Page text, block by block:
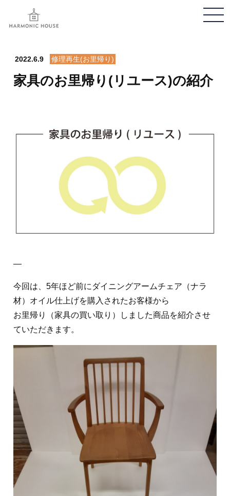
メ
2022.6.9 修理再生(お里帰り)
家具のお里帰り(リユース)の紹介
―
今回は、5年ほど前にダイニングアームチェア（ナラ
材）オイル仕上げを購入されたお客様から
お里帰り（家具の買い取り）しました商品を紹介させ
ていただきます。